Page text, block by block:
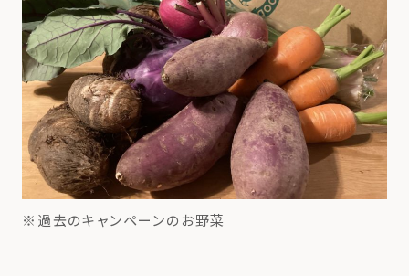
※過去のキャンペーンのお野菜